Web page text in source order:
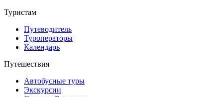
Туристам
Путеводитель
Туроператоры
Календарь
Путешествия
Автобусные туры
Экскурсии